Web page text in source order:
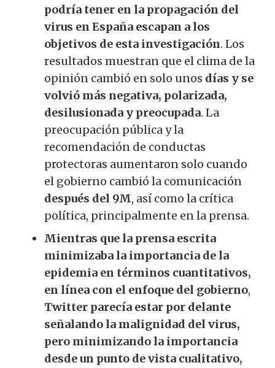
podría tener en la propagación del
virus en España escapan a los
objetivos de esta investigación. Los
resultados muestran que el clima de la
opinión cambió en solo unos días y se
volvió más negativa, polarizada,
desilusionada y preocupada. La
preocupación pública y la
recomendación de conductas
protectoras aumentaron solo cuando
el gobierno cambió la comunicación
después del 9M, así como la crítica
política, principalmente en la prensa.
Mientras que la prensa escrita
minimizaba la importancia de la
epidemia en términos cuantitativos,
en línea con el enfoque del gobierno,
Twitter parecía estar por delante
señalando la malignidad del virus,
pero minimizando la importancia
desde un punto de vista cualitativo,